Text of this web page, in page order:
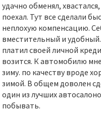
удачно обменял,
поехал. Тут все сделали
неплохую компенсацию.
вместительный и
платил своей личной
возится. К автомобилю
зиму. по качеству вроде
зимой. В общем доволен
один из лучших
побывать.